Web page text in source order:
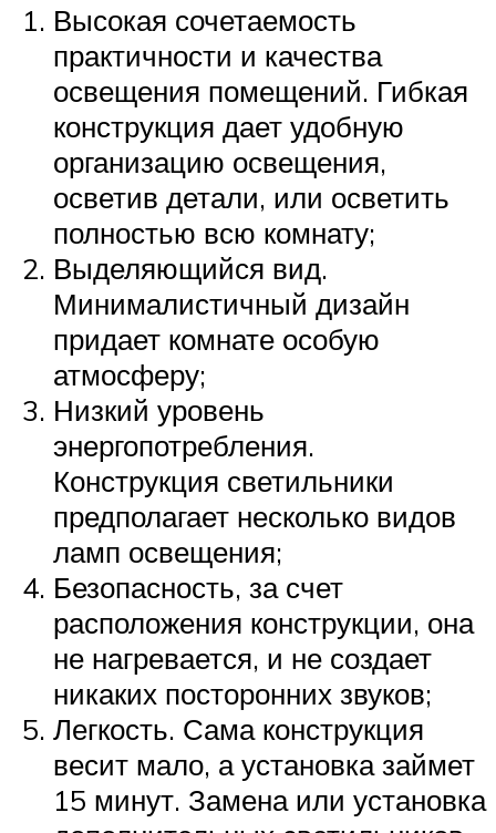
Высокая сочетаемость
практичности и качества
освещения помещений. Гибкая
конструкция дает удобную
организацию освещения,
осветив детали, или осветить
полностью всю комнату;
Выделяющийся вид.
Минималистичный дизайн
придает комнате особую
атмосферу;
Низкий уровень
энергопотребления.
Конструкция светильники
предполагает несколько видов
ламп освещения;
Безопасность, за счет
расположения конструкции, она
не нагревается, и не создает
никаких посторонних звуков;
Легкость. Сама конструкция
весит мало, а установка займет
15 минут. Замена или установка